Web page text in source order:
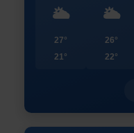
🌥️
27°
21°
🌥️
26°
22°